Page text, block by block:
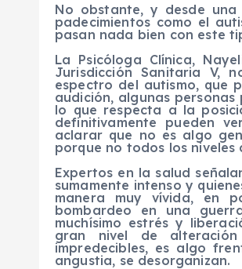
No obstante, y desde una
padecimientos como el
pasan nada bien con este
La Psicóloga Clínica,
Jurisdicción Sanitaria V,
espectro del autismo, que
audición, algunas
lo que respecta a la
definitivamente pueden
aclarar que no es algo
porque no todos los niveles
Expertos en la salud
sumamente intenso y
manera muy vívida, en
bombardeo en una
muchísimo estrés y
gran nivel de
impredecibles, es algo
angustia, se desorganizan.